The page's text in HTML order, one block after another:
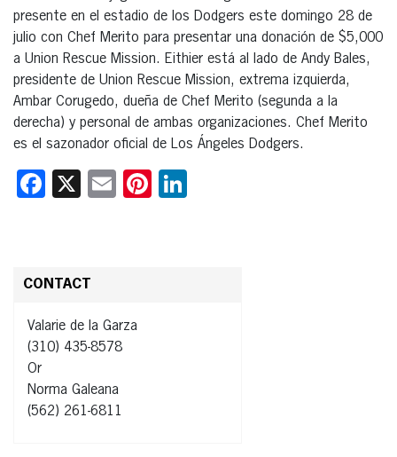
presente en el estadio de los Dodgers este domingo 28 de
julio con Chef Merito para presentar una donación de $5,000
a Union Rescue Mission. Eithier está al lado de Andy Bales,
presidente de Union Rescue Mission, extrema izquierda,
Ambar Corugedo, dueña de Chef Merito (segunda a la
derecha) y personal de ambas organizaciones. Chef Merito
es el sazonador oficial de Los Ángeles Dodgers.
Facebook
X EmailPinterest
CONTACT
Valarie de la Garza
(310) 435-8578
Or
Norma Galeana
(562) 261-6811